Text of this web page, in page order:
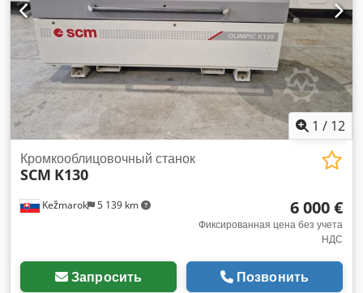
Сертификат CE Документация DTR Год выпуска: 2005
1 / 12
Kežmarok 5 139 km
Кромкооблицовочный станок
SCM K130
6 000 €
Фиксированная цена без учета
НДС
Запросить Позвонить